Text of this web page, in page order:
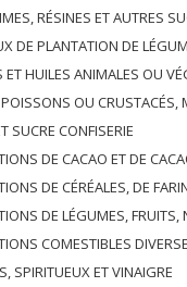
RÉSINES ET AUTRES SUCS
DE LÉGUMES; PRODUITS VÉGÉTAUX
OU VÉGÉTALES ET LEURS PRODUITS DE CLIVAGE; GRAISSES
CRUSTACÉS, MOLLUSQUES OU AUTRES INVERTÉBRÉS
SUCRE CONFISERIE
DE CACAO ET DE
CÉRÉALES, DE FARINES, D'AMIDONS OU DE
DE LÉGUMES, FRUITS, NOIX OU
COMESTIBLES
SPIRITUEUX ET VINAIGRE